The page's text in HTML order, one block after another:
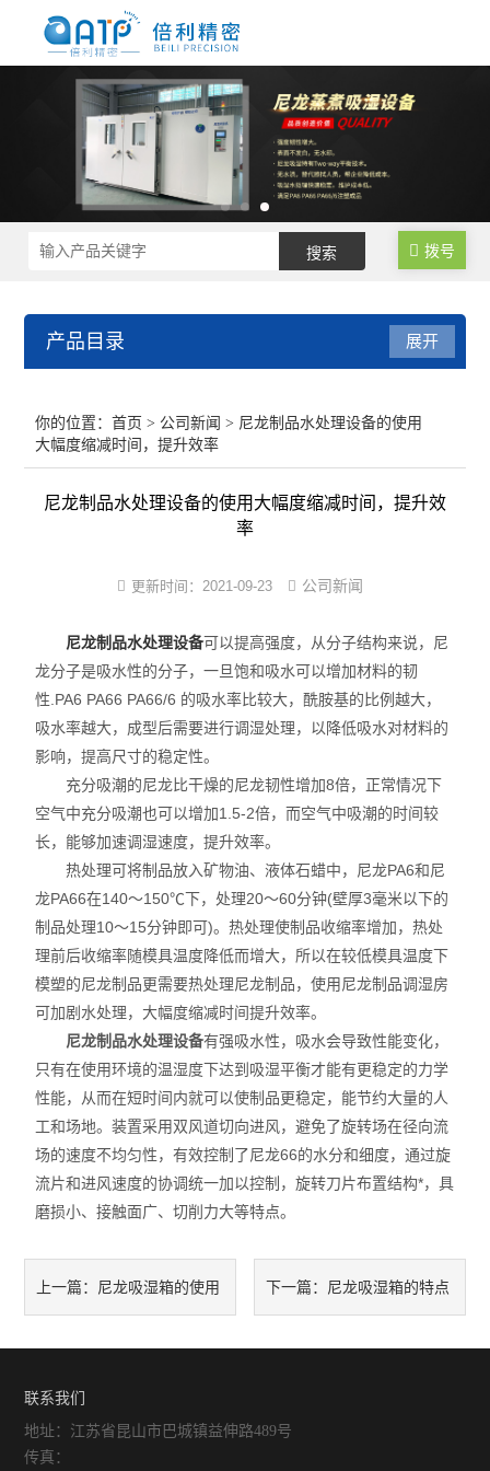
拨号
产品目录
尼龙塑料调湿设备
尼龙塑件强制吸水装置
PA改性软化处理法
PA6/66蒸煮增湿设备
尼龙镶件快速吸湿机
新型尼龙吸湿增韧设备
展开
你的位置：首页 > 公司新闻 > 尼龙制品水处理设备的使用
大幅度缩减时间，提升效率
尼龙制品水处理设备的使用大幅度缩减时间，提升效
率
更新时间： 2021-09-23 公司新闻
尼龙制品水处理设备可以提高强度，从分子结构来说，尼
龙分子是吸水性的分子，一旦饱和吸水可以增加材料的韧
性.PA6 PA66 PA66/6 的吸水率比较大，酰胺基的比例越大，
吸水率越大，成型后需要进行调湿处理，以降低吸水对材料的
影响，提高尺寸的稳定性。
充分吸潮的尼龙比干燥的尼龙韧性增加8倍，正常情况下
空气中充分吸潮也可以增加1.5-2倍，而空气中吸潮的时间较
长，能够加速调湿速度，提升效率。
热处理可将制品放入矿物油、液体石蜡中，尼龙PA6和尼
龙PA66在140～150℃下，处理20～60分钟(壁厚3毫米以下的
制品处理10～15分钟即可)。热处理使制品收缩率增加，热处
理前后收缩率随模具温度降低而增大，所以在较低模具温度下
模塑的尼龙制品更需要热处理尼龙制品，使用尼龙制品调湿房
可加剧水处理，大幅度缩减时间提升效率。
尼龙制品水处理设备有强吸水性，吸水会导致性能变化，
只有在使用环境的温湿度下达到吸湿平衡才能有更稳定的力学
性能，从而在短时间内就可以使制品更稳定，能节约大量的人
工和场地。装置采用双风道切向进风，避免了旋转场在径向流
场的速度不均匀性，有效控制了尼龙66的水分和细度，通过旋
流片和进风速度的协调统一加以控制，旋转刀片布置结构*，具
磨损小、接触面广、切削力大等特点。
上一篇： 尼龙吸湿箱的使用 下一篇： 尼龙吸湿箱的特点
联系我们
地址：江苏省昆山市巴城镇益伸路489号
传真：